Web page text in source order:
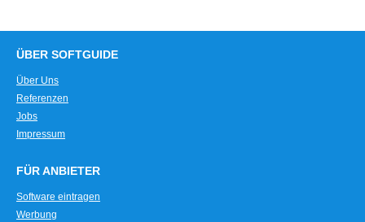
ÜBER SOFTGUIDE
Über Uns
Referenzen
Jobs
Impressum
FÜR ANBIETER
Software eintragen
Werbung